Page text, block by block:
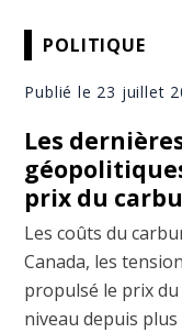
POLITIQUE
Publié le 23 juillet
Les
prix du
Les coûts du
Canada, les
propulsé le prix
niveau depuis plus